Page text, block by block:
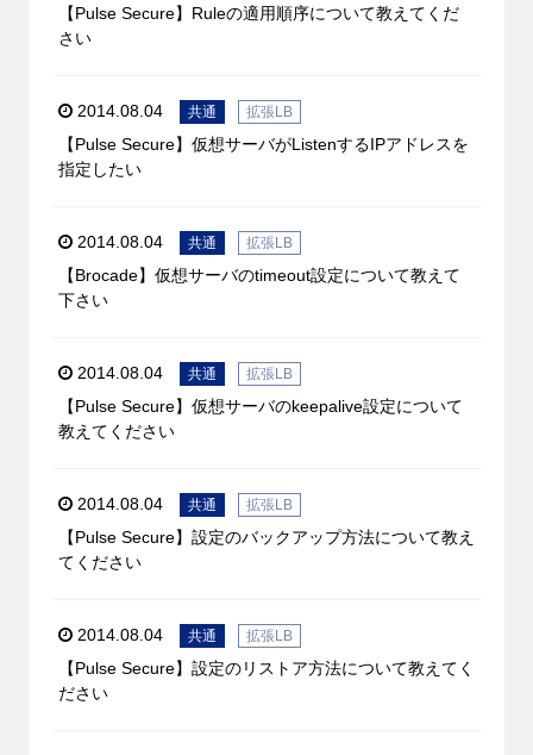
【Pulse Secure】Ruleの適用順序について教えてくだ
さい
2014.08.04 共通 拡張LB
【Pulse Secure】仮想サーバがListenするIPアドレスを
指定したい
2014.08.04 共通 拡張LB
【Brocade】仮想サーバのtimeout設定について教えて
下さい
2014.08.04 共通 拡張LB
【Pulse Secure】仮想サーバのkeepalive設定について
教えてください
2014.08.04 共通 拡張LB
【Pulse Secure】設定のバックアップ方法について教え
てください
2014.08.04 共通 拡張LB
【Pulse Secure】設定のリストア方法について教えてく
ださい